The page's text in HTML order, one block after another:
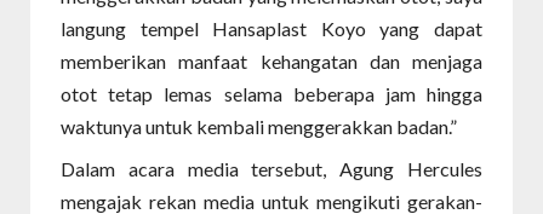
langung tempel Hansaplast Koyo yang dapat
memberikan manfaat kehangatan dan menjaga
otot tetap lemas selama beberapa jam hingga
waktunya untuk kembali menggerakkan badan.”
Dalam acara media tersebut, Agung Hercules
mengajak rekan media untuk mengikuti gerakan-